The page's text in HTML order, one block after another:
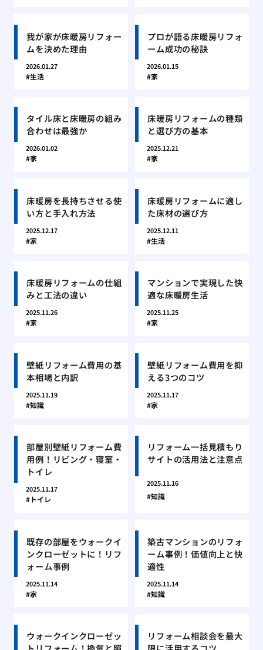
我が家が床暖房リフォー
ムを決めた理由
2026.01.27
生活
プロが語る床暖房リフォ
ーム成功の秘訣
2026.01.15
家
タイル床と床暖房の組み
合わせは最強か
2026.01.02
家
床暖房リフォームの種類
と選び方の基本
2025.12.21
家
床暖房を長持ちさせる使
い方と手入れ方法
2025.12.17
家
床暖房リフォームに適し
た床材の選び方
2025.12.11
生活
床暖房リフォームの仕組
みと工法の違い
2025.11.26
家
マンションで実現した快
適な床暖房生活
2025.11.25
家
壁紙リフォーム費用の基
本相場と内訳
2025.11.19
知識
壁紙リフォーム費用を抑
える3つのコツ
2025.11.17
家
部屋別壁紙リフォーム費
用例！リビング・寝室・
トイレ
2025.11.17
トイレ
リフォーム一括見積もり
サイトの活用法と注意点
2025.11.16
知識
既存の部屋をウォークイ
ンクローゼットに！リフ
ォーム事例
2025.11.14
家
築古マンションのリフォ
ーム事例！価値向上と快
適性
2025.11.14
知識
ウォークインクローゼッ
リフォーム相談会を最大